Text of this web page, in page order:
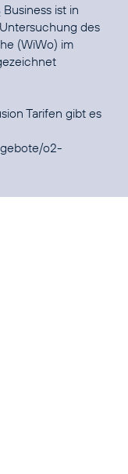
Business ist in
des
(WiWo) im
Tarifen gibt es
o2-